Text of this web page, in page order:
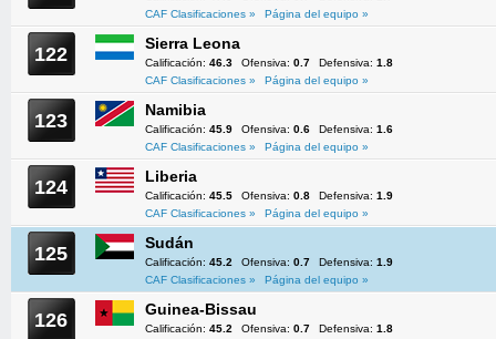
CAF Clasificaciones »
Página del equipo »
122 Sierra Leona
Calificación: 46.3 Ofensiva: 0.7 Defensiva: 1.8
CAF Clasificaciones »
Página del equipo »
123 Namibia
Calificación: 45.9 Ofensiva: 0.6 Defensiva: 1.6
CAF Clasificaciones »
Página del equipo »
124 Liberia
Calificación: 45.5 Ofensiva: 0.8 Defensiva: 1.9
CAF Clasificaciones »
Página del equipo »
125 Sudán
Calificación: 45.2 Ofensiva: 0.7 Defensiva: 1.9
CAF Clasificaciones »
Página del equipo »
126 Guinea-Bissau
Calificación: 45.2 Ofensiva: 0.7 Defensiva: 1.8